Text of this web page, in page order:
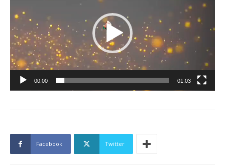
00:00 01:03
Facebook Twitter